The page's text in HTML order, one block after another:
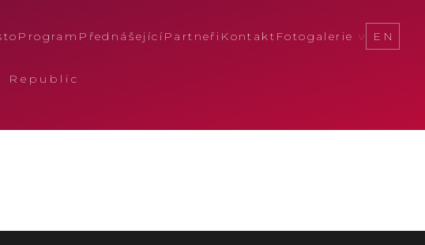
Program Přednášející Partneři Kontakt Fotogalerie EN
Republic